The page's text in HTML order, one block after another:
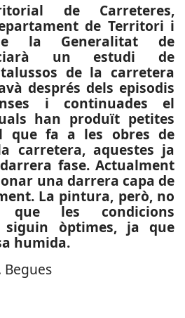
de Carreteres,
de Territori i
la Generalitat de
un estudi de
de la carretera
després dels episodis
i continuades el
han produït petites
que fa a les obres de
carretera, aquestes ja
fase. Actualment
una darrera capa de
La pintura, però, no
que les condicions
siguin òptimes, ja que
humida.
Begues